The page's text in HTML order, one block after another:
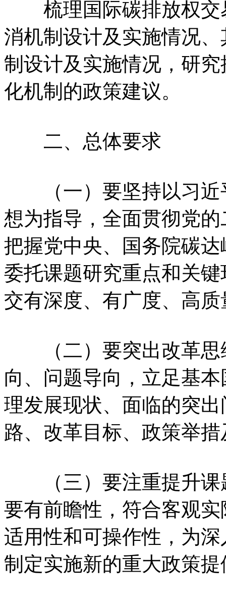
梳理国际碳排放权交
消机制设计及实施情况
制设计及实施情况，研
化机制的政策建议。
二、总体要求
（一）要坚持以习近
想为指导，全面贯彻党
把握党中央、国务院碳
委托课题研究重点和关
交有深度、有广度、高
（二）要突出改革思
向、问题导向，立足基
理发展现状、面临的突
路、改革目标、政策举
（三）要注重提升课
要有前瞻性，符合客观
适用性和可操作性，为
制定实施新的重大政策